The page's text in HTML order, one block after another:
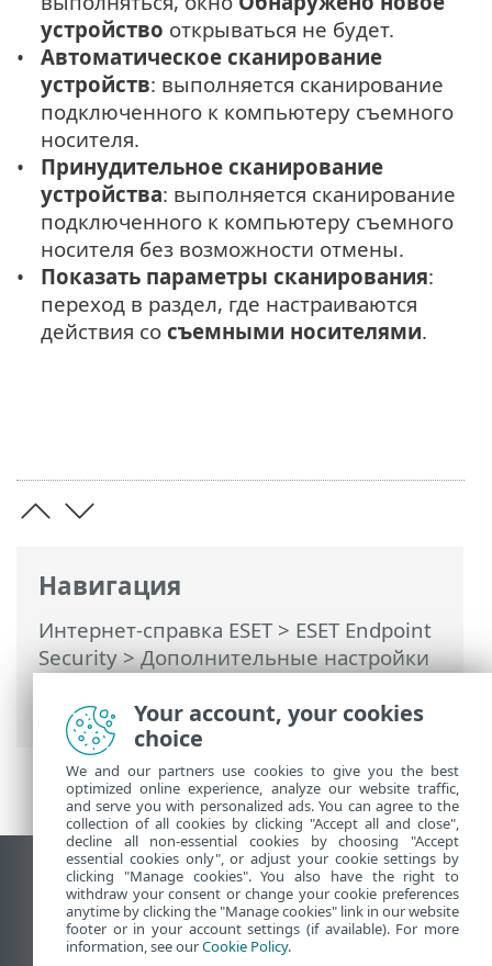
Навигация
Интернет-справка ESET> ESET Endpoint
Security>Дополнительные настройки
устройства> Съемные носители
устройство открываться не будет.
Автоматическое сканирование
устройств: выполняется сканирование
подключенного к компьютеру съемного
носителя.
Принудительное сканирование
устройства: выполняется сканирование
подключенного к компьютеру съемного
носителя без возможности отмены.
Показать параметры сканирования:
переход в раздел, где настраиваются
действия сосъемными носителями.
Использовать сайт для ПК
End of Life
База знаний ESET
Your account, your cookies
choice
We and our partners use cookies to give you the best
optimized online experience, analyze our website traffic,
and serve you with personalized ads. You can agree to the
collection of all cookies by clicking "Accept all and close",
decline all non-essential cookies by choosing "Accept
essential cookies only", or adjust your cookie settings by
clicking "Manage cookies". You also have the right to
withdraw your consent or change your cookie preferences
anytime by clicking the "Manage cookies" link in our website
footer or in your account settings (if available). For more
information, see ourCookie Policy.